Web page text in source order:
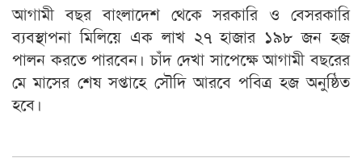
আগামী বছর বাংলাদেশ থেকে সরকারি ও বেসরকারি
ব্যবস্থাপনা মিলিয়ে এক লাখ ২৭ হাজার ১৯৮ জন হজ
পালন করতে পারবেন। চাঁদ দেখা সাপেক্ষে আগামী বছরের
মে মাসের শেষ সপ্তাহে সৌদি আরবে পবিত্র হজ অনুষ্ঠিত
হবে।